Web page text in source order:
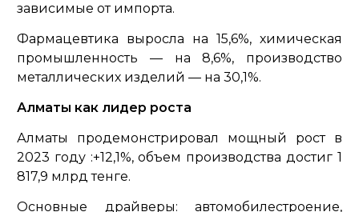
зависимые от импорта.
Фармацевтика выросла на 15,6%, химическая
промышленность — на 8,6%, производство
металлических изделий — на 30,1%.
Алматы как лидер роста
Алматы продемонстрировал мощный рост в
2023 году :+12,1%, объем производства достиг 1
817,9 млрд тенге.
Основные драйверы: автомобилестроение,